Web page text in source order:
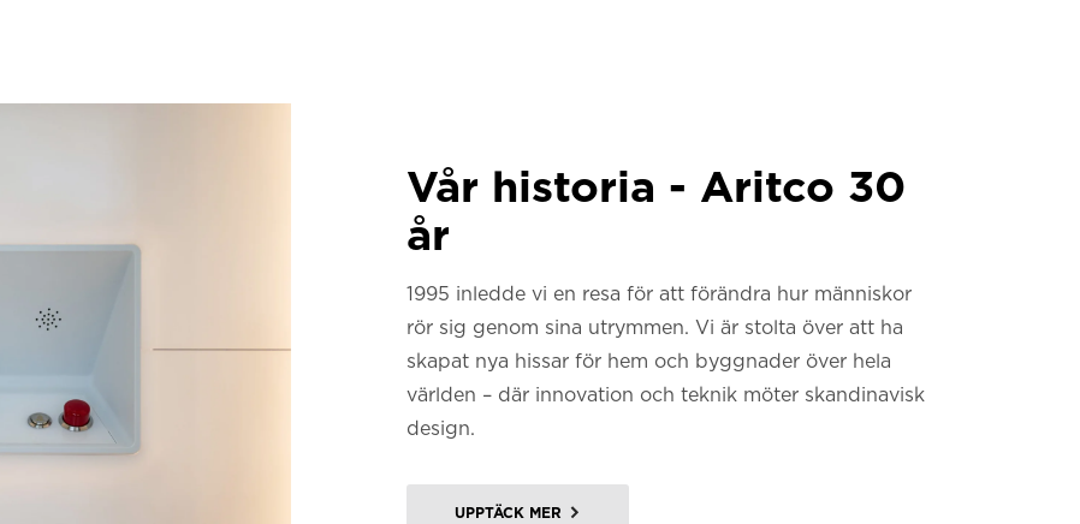
Vår historia - Aritco 30
år
1995 inledde vi en resa för att förändra hur människor
rör sig genom sina utrymmen. Vi är stolta över att ha
skapat nya hissar för hem och byggnader över hela
världen – där innovation och teknik möter skandinavisk
design.
UPPTÄCK MER